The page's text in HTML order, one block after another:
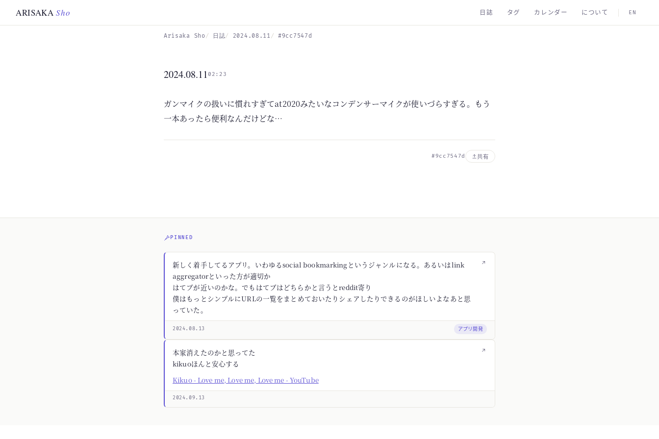
ARISAKASho 日誌 タグ カレンダー について EN
Arisaka Sho 日誌 2024.08.11 #9cc7547d
2024.08.11 02:23
ガンマイクの扱いに慣れすぎてat2020みたいなコンデンサーマイクが使いづらすぎる。もう
一本あったら便利なんだけどな…
#9cc7547d 共有
PINNED
↗
新しく着手してるアプリ。いわゆるsocial bookmarkingというジャンルになる。あるいはlink
aggregatorといった方が適切か
はてブが近いのかな。でもはてブはどちらかと言うとreddit寄り
僕はもっとシンプルにURLの一覧をまとめておいたりシェアしたりできるのがほしいよなあと思
っていた。
2024.08.13 アプリ開発
↗
本家消えたのかと思ってた
kikuoほんと安心する
Kikuo - Love me, Love me, Love me - YouTube
2024.09.13